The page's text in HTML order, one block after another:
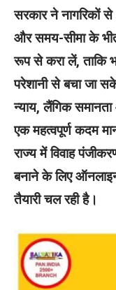
सरकार ने नागरिकों से
और समय-सीमा के
रूप से करा लें, ताकि
परेशानी से बचा जा
न्याय, लैंगिक समानता
एक महत्वपूर्ण कदम
राज्य में विवाह
बनाने के लिए
तैयारी चल रही है।